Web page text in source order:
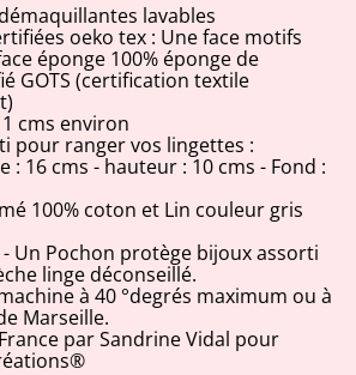
lavables
oeko tex : Une face motifs
éponge 100% éponge de
GOTS (certification textile
cms environ
pour ranger vos lingettes :
: 16 cms - hauteur : 10 cms - Fond :
100% coton et Lin couleur gris
Un Pochon protège bijoux assorti
linge déconseillé.
à 40 °degrés maximum ou à
Marseille.
par Sandrine Vidal pour